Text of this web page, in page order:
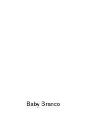
Baby Branco